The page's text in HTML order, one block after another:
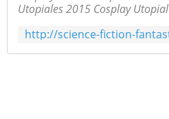
Utopiales 2015 Cosplay